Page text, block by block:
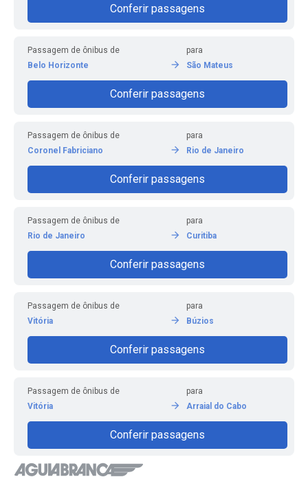
Conferir passagens
Passagem de ônibus de
Belo Horizonte
para
São Mateus
Conferir passagens
Passagem de ônibus de
Coronel Fabriciano
para
Rio de Janeiro
Conferir passagens
Passagem de ônibus de
Rio de Janeiro
para
Curitiba
Conferir passagens
Passagem de ônibus de
Vitória
para
Búzios
Conferir passagens
Passagem de ônibus de
Vitória
para
Arraial do Cabo
Conferir passagens